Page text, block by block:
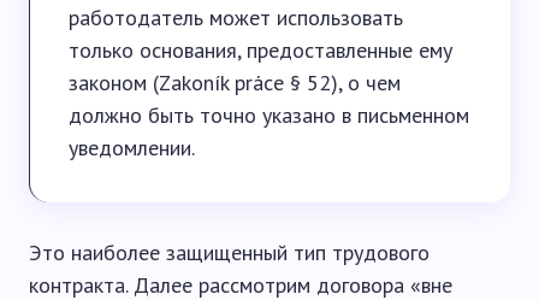
работодатель может использовать
только основания, предоставленные ему
законом (Zakoník práce § 52), о чем
должно быть точно указано в письменном
уведомлении.
Это наиболее защищенный тип трудового
контракта. Далее рассмотрим договора «вне